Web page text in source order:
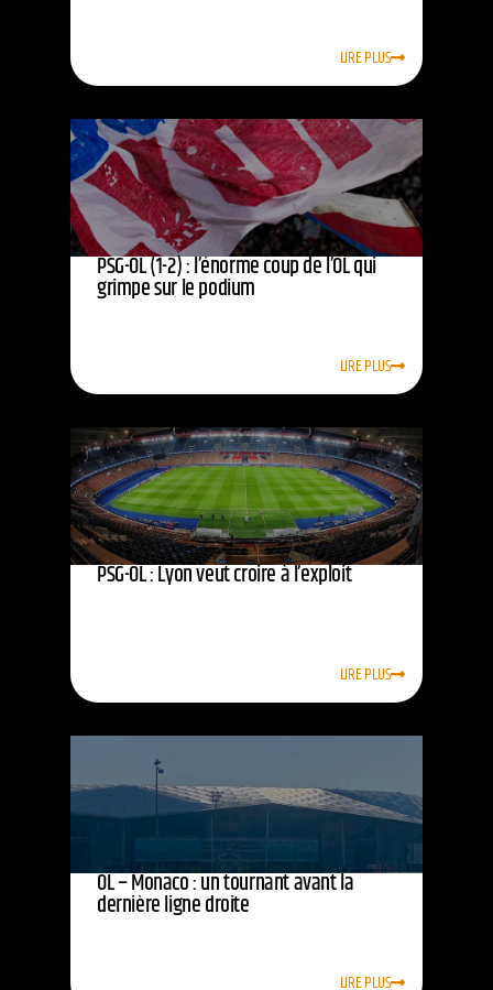
LIRE PLUS
PSG-OL (1-2) : l’énorme coup de l’OL qui
grimpe sur le podium
LIRE PLUS
PSG-OL : Lyon veut croire à l’exploit
LIRE PLUS
OL – Monaco : un tournant avant la
dernière ligne droite
LIRE PLUS